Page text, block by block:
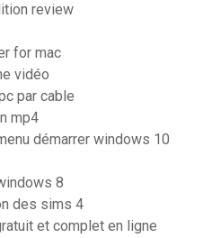
review
for mac
vidéo
par cable
mp4
démarrer windows 10
8
des sims 4
et complet en ligne